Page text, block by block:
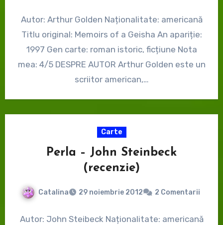
Autor: Arthur Golden Naționalitate: americană
Titlu original: Memoirs of a Geisha An apariție:
1997 Gen carte: roman istoric, ficțiune Nota
mea: 4/5 DESPRE AUTOR Arthur Golden este un
scriitor american,…
Carte
Perla – John Steinbeck
(recenzie)
Catalina 29 noiembrie 2012 2 Comentarii
Autor: John Steibeck Naționalitate: americană